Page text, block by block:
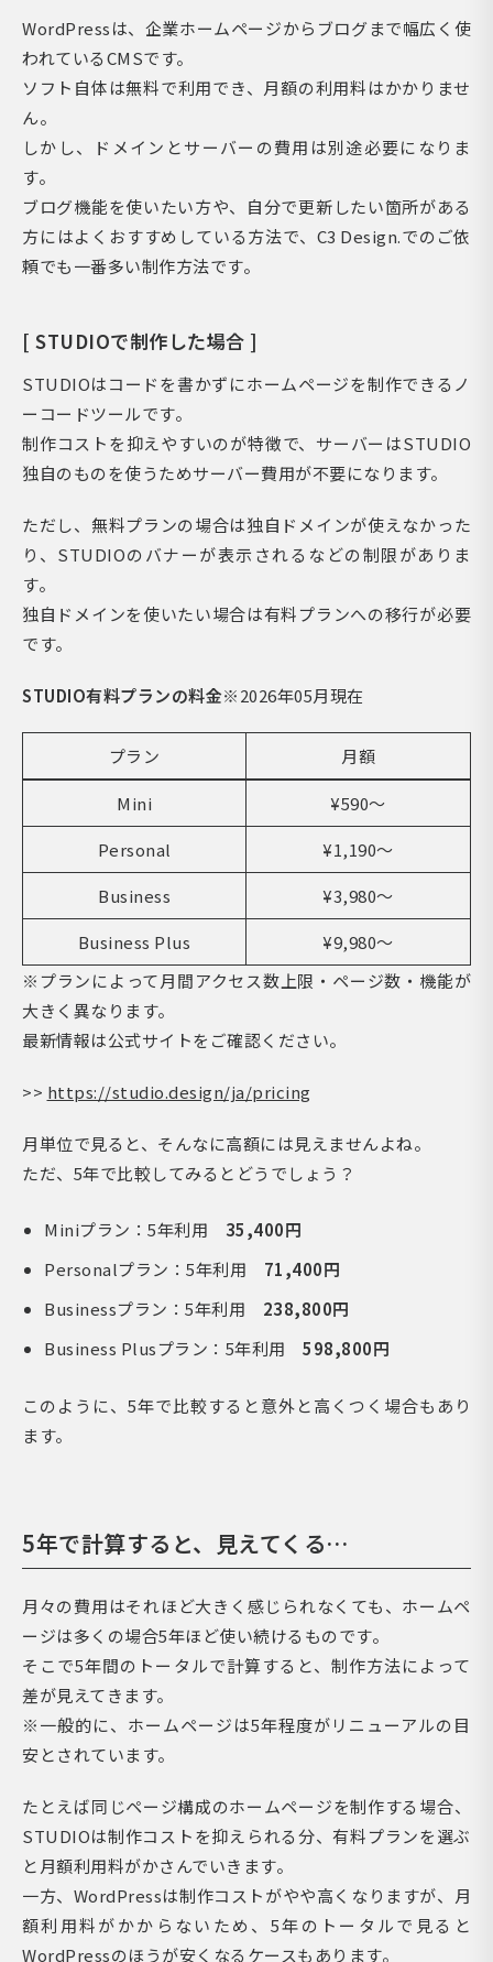
WordPressは、企業ホームページからブログまで幅広く使
われているCMSです。
ソフト自体は無料で利用でき、月額の利用料はかかりませ
ん。
しかし、ドメインとサーバーの費用は別途必要になりま
す。
ブログ機能を使いたい方や、自分で更新したい箇所がある
方にはよくおすすめしている方法で、C3 Design.でのご依
頼でも一番多い制作方法です。
[ STUDIOで制作した場合 ]
STUDIOはコードを書かずにホームページを制作できるノ
ーコードツールです。
制作コストを抑えやすいのが特徴で、サーバーはSTUDIO
独自のものを使うためサーバー費用が不要になります。
ただし、無料プランの場合は独自ドメインが使えなかった
り、STUDIOのバナーが表示されるなどの制限がありま
す。
独自ドメインを使いたい場合は有料プランへの移行が必要
です。
STUDIO有料プランの料金※2026年05月現在
プラン 月額
Mini
¥590～
Personal
¥1,190～
Business
¥3,980～
Business Plus
¥9,980～
※プランによって月間アクセス数上限・ページ数・機能が
大きく異なります。
最新情報は公式サイトをご確認ください。
>> https://studio.design/ja/pricing
月単位で見ると、そんなに高額には見えませんよね。
ただ、5年で比較してみるとどうでしょう？
Miniプラン：5年利用 35,400円
Personalプラン：5年利用 71,400円
Businessプラン：5年利用 238,800円
Business Plusプラン：5年利用 598,800円
このように、5年で比較すると意外と高くつく場合もあり
ます。
5年で計算すると、見えてくる…
月々の費用はそれほど大きく感じられなくても、ホームペ
ージは多くの場合5年ほど使い続けるものです。
そこで5年間のトータルで計算すると、制作方法によって
差が見えてきます。
※一般的に、ホームページは5年程度がリニューアルの目
安とされています。
たとえば同じページ構成のホームページを制作する場合、
STUDIOは制作コストを抑えられる分、有料プランを選ぶ
と月額利用料がかさんでいきます。
一方、WordPressは制作コストがやや高くなりますが、月
額利用料がかからないため、5年のトータルで見ると
WordPressのほうが安くなるケースもあります。